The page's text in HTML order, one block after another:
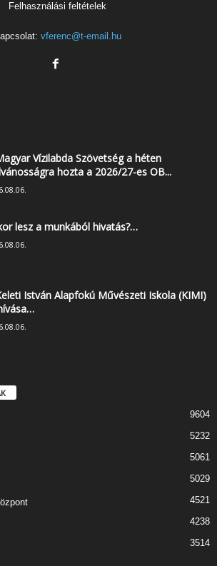
Felhasználási feltételek
vferenc@t-email.hu
Vízilabda Szövetség a héten
hozta a 2026/27-es OB...
lesz a munkából hivatás?…
István Alapfokú Művészeti Iskola (KIMI)
9604
5232
5061
5029
4521
4238
3514